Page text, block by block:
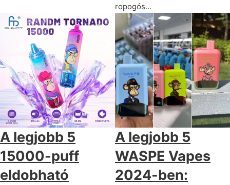
ropogós...
A legjobb 5
15000-puff
eldobható
A legjobb 5
WASPE Vapes
2024-ben: